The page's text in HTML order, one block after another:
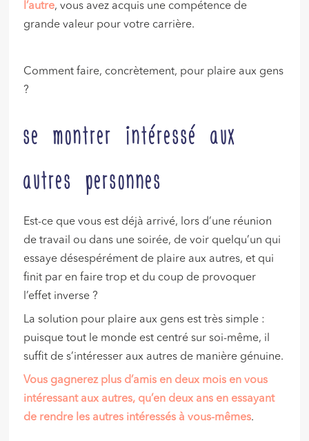
l’autre, vous avez acquis une compétence de
grande valeur pour votre carrière.
Comment faire, concrètement, pour plaire aux gens
?
se montrer intéressé aux
autres personnes
Est-ce que vous est déjà arrivé, lors d’une réunion
de travail ou dans une soirée, de voir quelqu’un qui
essaye désespérément de plaire aux autres, et qui
finit par en faire trop et du coup de provoquer
l’effet inverse ?
La solution pour plaire aux gens est très simple :
puisque tout le monde est centré sur soi-même, il
suffit de s’intéresser aux autres de manière génuine.
Vous gagnerez plus d’amis en deux mois en vous
intéressant aux autres, qu’en deux ans en essayant
de rendre les autres intéressés à vous-mêmes.